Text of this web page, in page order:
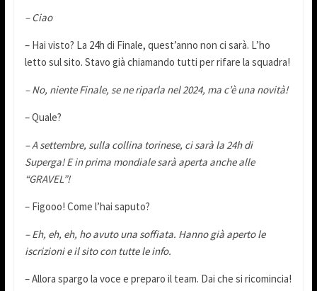
– Ciao
– Hai visto? La 24h di Finale, quest’anno non ci sarà. L’ho
letto sul sito. Stavo già chiamando tutti per rifare la squadra!
– No, niente Finale, se ne riparla nel 2024, ma c’è una novità!
– Quale?
– A settembre, sulla collina torinese, ci sarà la 24h di
Superga! E in prima mondiale sarà aperta anche alle
“GRAVEL”!
– Figooo! Come l’hai saputo?
– Eh, eh, eh, ho avuto una soffiata. Hanno già aperto le
iscrizioni e il sito con tutte le info.
– Allora spargo la voce e preparo il team. Dai che si ricomincia!